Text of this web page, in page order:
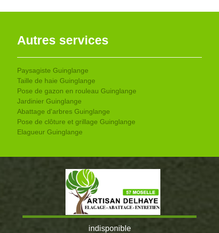
Autres services
Paysagiste Guinglange
Taille de haie Guinglange
Pose de gazon en rouleau Guinglange
Jardinier Guinglange
Abattage d'arbres Guinglange
Pose de clôture et grillage Guinglange
Elagueur Guinglange
indisponible